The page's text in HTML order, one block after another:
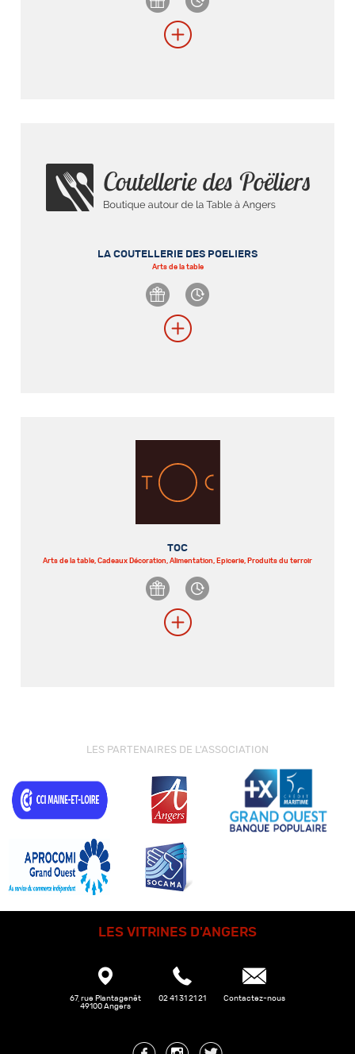
LA COUTELLERIE DES POELIERS
Arts de la table
TOC
Arts de la table, Cadeaux Décoration, Alimentation, Epicerie, Produits du terroir
LES PARTENAIRES DE L'ASSOCIATION
LES VITRINES D'ANGERS
67, rue Plantagenêt
49100 Angers
02 41 31 21 21 Contactez-nous